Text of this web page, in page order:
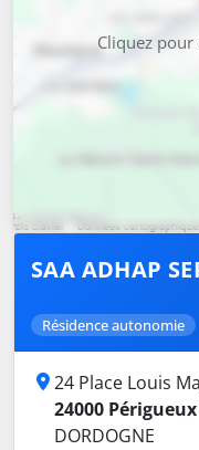
Cliquez pour
SAA ADHAP
Résidence autonomie
24 Place Louis
24000 Périgueux
DORDOGNE